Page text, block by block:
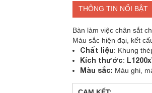
THÔNG TIN NỔI BẬT
Bàn làm việc chân sắt
Màu sắc hiện đại, kết
Chất liệu: Khung
Kích thước:
Màu sắc: Màu ghi,